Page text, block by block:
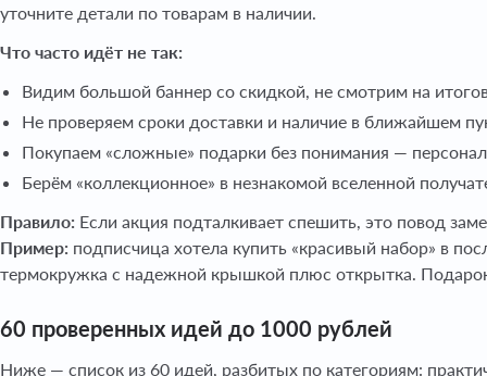
уточните детали по товарам в наличии.
Что часто идёт не так:
Видим большой баннер со скидкой, не смотрим на
Не проверяем сроки доставки и наличие в ближайшем
Покупаем «сложные» подарки без понимания —
Берём «коллекционное» в незнакомой вселенной
Правило: Если акция подталкивает спешить, это повод
Пример: подписчица хотела купить «красивый набор» в
термокружка с надежной крышкой плюс открытка.
60 проверенных идей до 1000 рублей
Ниже — список из 60 идей, разбитых по категориям: